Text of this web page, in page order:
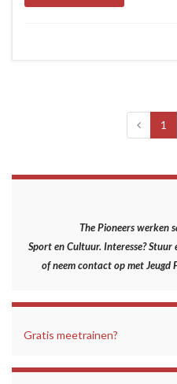
1
The Pioneers werken
Sport en Cultuur. Interesse? Stuur
of neem contact op met Jeugd
Gratis meetrainen?